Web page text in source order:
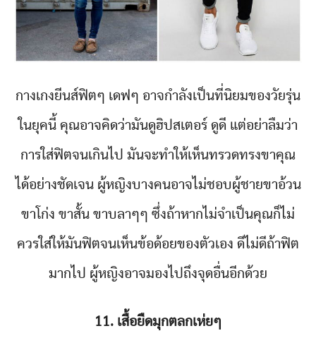
กางเกงยีนส์ฟิตๆ เดฟๆ อาจกำลังเป็นที่นิยมของวัยรุ่น
ในยุคนี้ คุณอาจคิดว่ามันดูฮิปสเตอร์ ดูดี แต่อย่าลืมว่า
การใส่ฟิตจนเกินไป มันจะทำให้เห็นทรวดทรงขาคุณ
ได้อย่างชัดเจน ผู้หญิงบางคนอาจไม่ชอบผู้ชายขาอ้วน
ขาโก่ง ขาสั้น ขาบลาๆๆ ซึ่งถ้าหากไม่จำเป็นคุณก็ไม่
ควรใส่ให้มันฟิตจนเห็นข้อด้อยของตัวเอง ดีไม่ดีถ้าฟิต
มากไป ผู้หญิงอาจมองไปถึงจุดอื่นอีกด้วย
11. เสื้อยืดมุกตลกเห่ยๆ